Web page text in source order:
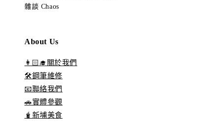
雜談 Chaos
About Us
👩🏻‍🎓關於我們
🛠️鋼筆維修
📧聯絡我們
🚗實體參觀
🧋新埔美食